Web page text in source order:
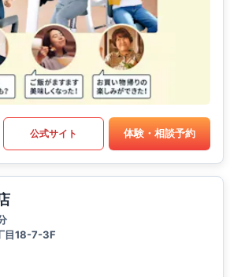
公式サイト 体験・相談予約
目18-7-3F